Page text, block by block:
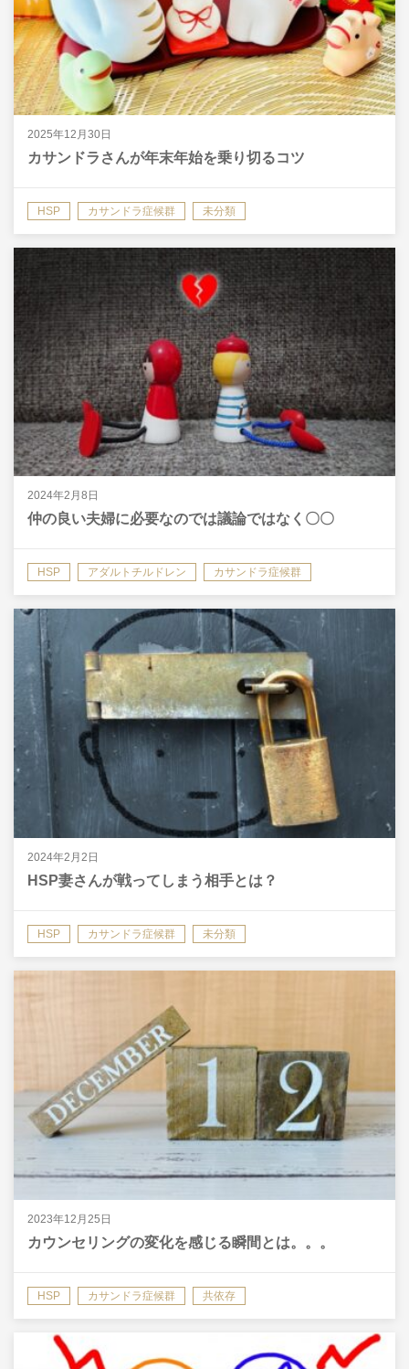
2025年12月30日
カサンドラさんが年末年始を乗り切るコツ
HSP カサンドラ症候群 未分類
2024年2月8日
仲の良い夫婦に必要なのでは議論ではなく〇〇
HSP アダルトチルドレン カサンドラ症候群
2024年2月2日
HSP妻さんが戦ってしまう相手とは？
HSP カサンドラ症候群 未分類
2023年12月25日
カウンセリングの変化を感じる瞬間とは。。。
HSP カサンドラ症候群 共依存